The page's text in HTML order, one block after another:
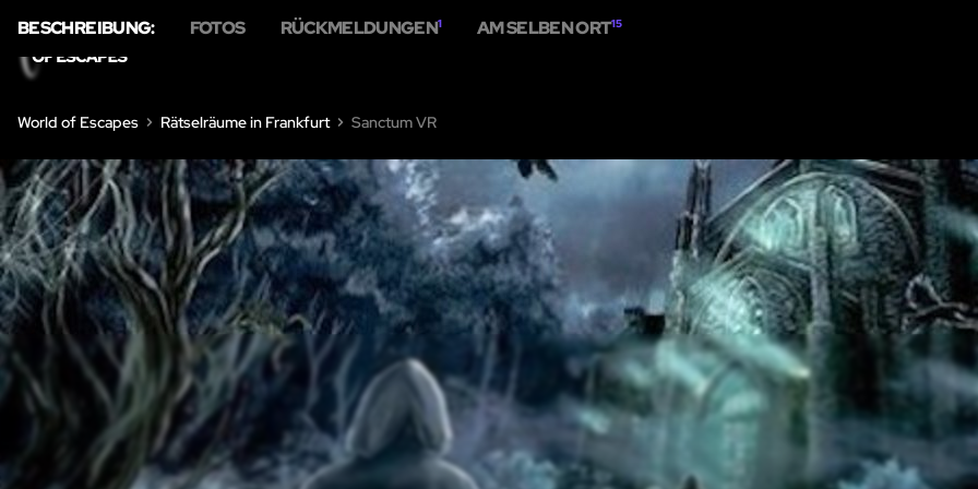
World of Escapes Rätselräume in Frankfurt Sanctum VR
BESCHREIBUNG: FOTOS RÜCKMELDUNGEN1 AM SELBEN ORT15